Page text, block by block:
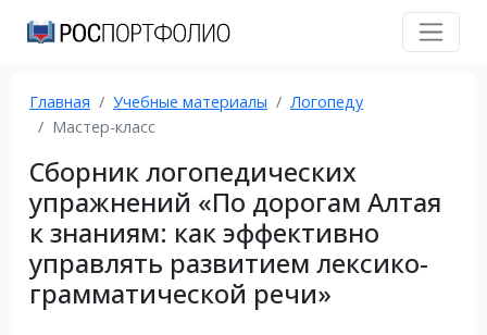
Главная Учебные материалы
Логопеду
Мастер-класс
Сборник логопедических
упражнений «По дорогам Алтая
к знаниям: как эффективно
управлять развитием лексико-
грамматической речи»